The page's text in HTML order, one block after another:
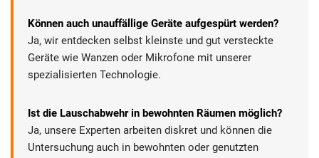
Können auch unauffällige Geräte aufgespürt werden?
Ja, wir entdecken selbst kleinste und gut versteckte
Geräte wie Wanzen oder Mikrofone mit unserer
spezialisierten Technologie.
Ist die Lauschabwehr in bewohnten Räumen möglich?
Ja, unsere Experten arbeiten diskret und können die
Untersuchung auch in bewohnten oder genutzten